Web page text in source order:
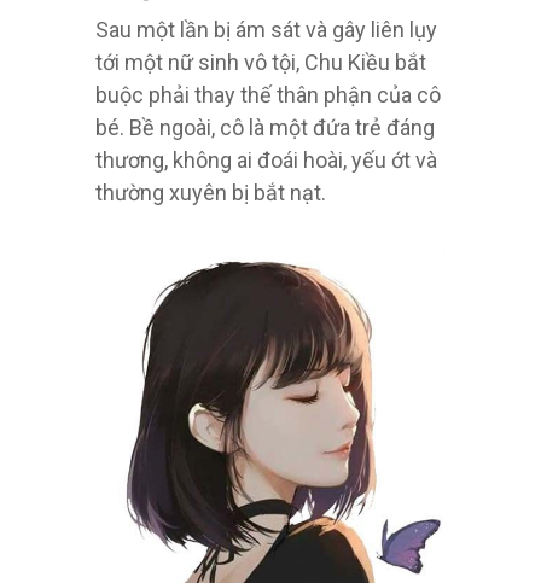
Sau một lần bị ám sát và gây liên lụy
tới một nữ sinh vô tội, Chu Kiều bắt
buộc phải thay thế thân phận của cô
bé. Bề ngoài, cô là một đứa trẻ đáng
thương, không ai đoái hoài, yếu ớt và
thường xuyên bị bắt nạt.